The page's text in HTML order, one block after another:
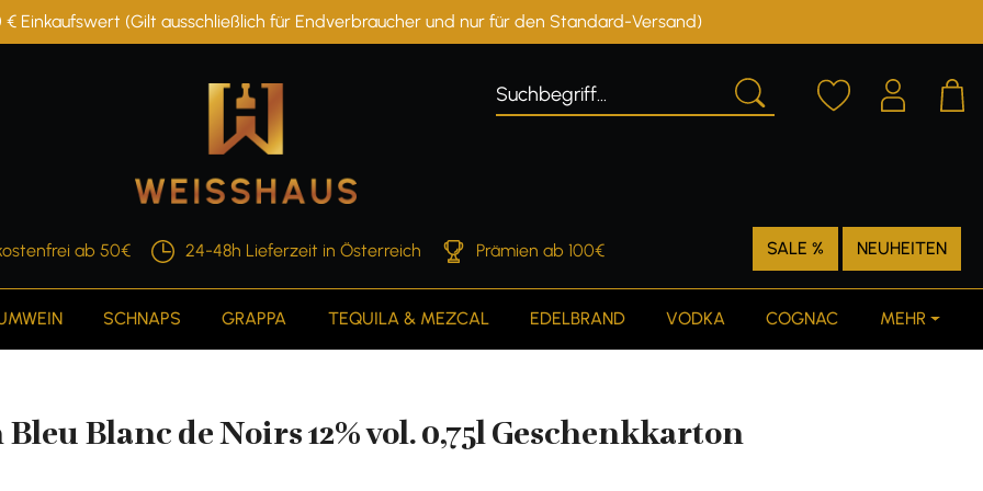
Einkaufswert (Gilt ausschließlich für Endverbraucher und nur für den Standard-Versand)
ab 50€ 24-48h Lieferzeit in Österreich Prämien ab 100€ SALE % NEUHEITEN
SCHNAPS GRAPPA TEQUILA & MEZCAL EDELBRAND VODKA COGNAC MEHR
Blanc de Noirs 12% vol. 0,75l Geschenkkarton